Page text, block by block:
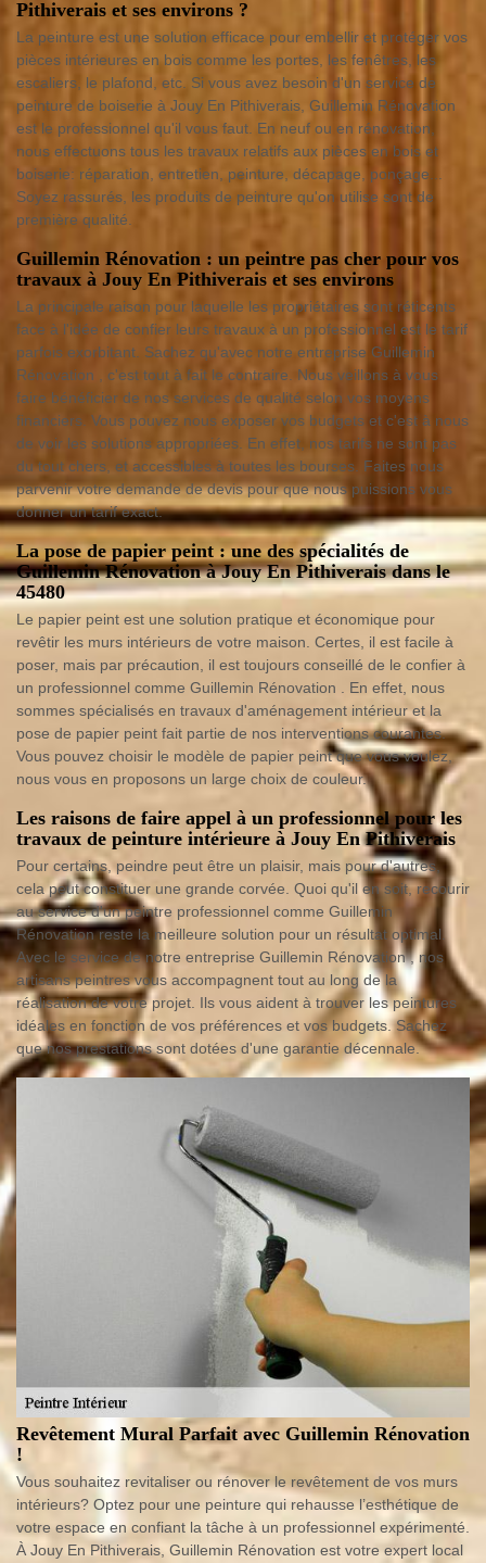
Pithiverais et ses environs ?
La peinture est une solution efficace pour embellir et protéger vos
pièces intérieures en bois comme les portes, les fenêtres, les
escaliers, le plafond, etc. Si vous avez besoin d'un service de
peinture de boiserie à Jouy En Pithiverais, Guillemin Rénovation
est le professionnel qu'il vous faut. En neuf ou en rénovation,
nous effectuons tous les travaux relatifs aux pièces en bois et
boiserie: réparation, entretien, peinture, décapage, ponçage...
Soyez rassurés, les produits de peinture qu'on utilise sont de
première qualité.
Guillemin Rénovation : un peintre pas cher pour vos
travaux à Jouy En Pithiverais et ses environs
La principale raison pour laquelle les propriétaires sont réticents
face à l'idée de confier leurs travaux à un professionnel est le tarif
parfois exorbitant. Sachez qu'avec notre entreprise Guillemin
Rénovation , c'est tout à fait le contraire. Nous veillons à vous
faire bénéficier de nos services de qualité selon vos moyens
financiers. Vous pouvez nous exposer vos budgets et c'est à nous
de voir les solutions appropriées. En effet, nos tarifs ne sont pas
du tout chers, et accessibles à toutes les bourses. Faites nous
parvenir votre demande de devis pour que nous puissions vous
donner un tarif exact.
La pose de papier peint : une des spécialités de
Guillemin Rénovation à Jouy En Pithiverais dans le
45480
Le papier peint est une solution pratique et économique pour
revêtir les murs intérieurs de votre maison. Certes, il est facile à
poser, mais par précaution, il est toujours conseillé de le confier à
un professionnel comme Guillemin Rénovation . En effet, nous
sommes spécialisés en travaux d'aménagement intérieur et la
pose de papier peint fait partie de nos interventions courantes.
Vous pouvez choisir le modèle de papier peint que vous voulez,
nous vous en proposons un large choix de couleur.
Les raisons de faire appel à un professionnel pour les
travaux de peinture intérieure à Jouy En Pithiverais
Pour certains, peindre peut être un plaisir, mais pour d'autres,
cela peut constituer une grande corvée. Quoi qu'il en soit, recourir
au service d'un peintre professionnel comme Guillemin
Rénovation reste la meilleure solution pour un résultat optimal.
Avec le service de notre entreprise Guillemin Rénovation , nos
artisans peintres vous accompagnent tout au long de la
réalisation de votre projet. Ils vous aident à trouver les peintures
idéales en fonction de vos préférences et vos budgets. Sachez
que nos prestations sont dotées d'une garantie décennale.
Revêtement Mural Parfait avec Guillemin Rénovation
!
Vous souhaitez revitaliser ou rénover le revêtement de vos murs
intérieurs? Optez pour une peinture qui rehausse l’esthétique de
votre espace en confiant la tâche à un professionnel expérimenté.
À Jouy En Pithiverais, Guillemin Rénovation est votre expert local